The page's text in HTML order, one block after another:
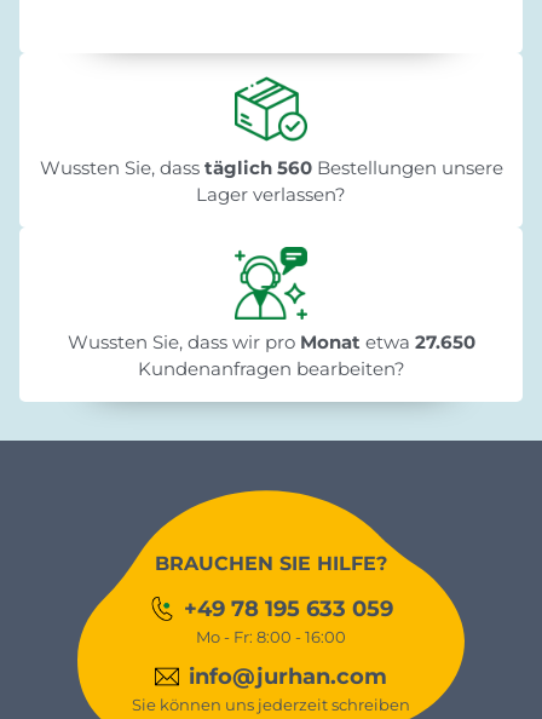
Wussten Sie, dass täglich 560Bestellungen unsere
Lager verlassen?
Wussten Sie, dass wir pro Monat etwa 27.650
Kundenanfragen bearbeiten?
BRAUCHEN SIE HILFE?
+49 78 195 633 059
Mo - Fr: 8:00 - 16:00
info@jurhan.com
Sie können uns jederzeit schreiben